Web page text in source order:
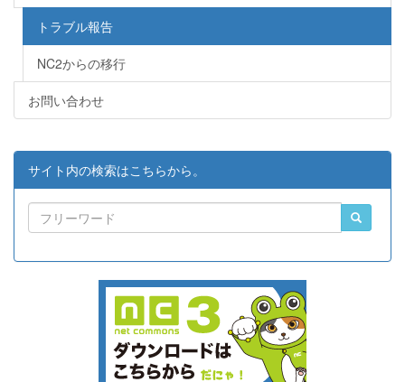
トラブル報告
NC2からの移行
お問い合わせ
サイト内の検索はこちらから。